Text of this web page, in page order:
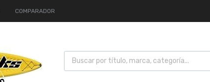
COMPARADOR